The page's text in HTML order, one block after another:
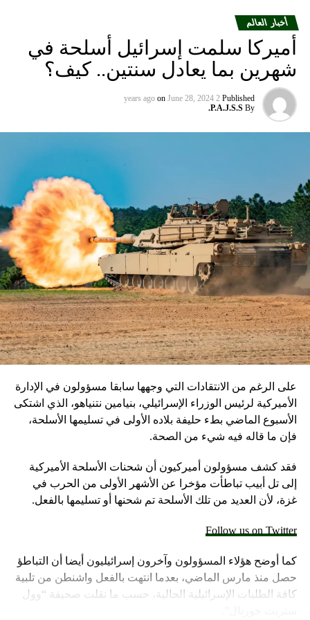
أخبار العالم
أميركا سلمت إسرائيل أسلحة في
شهرين بما يعادل سنتين.. كيف؟
Published
2 years ago
on June 28, 2024
By
P.A.J.S.S.
على الرغم من الانتقادات التي وجهها سابقا مسؤولون في الإدارة
الأميركية لرئيس الوزراء الإسرائيلي، بنيامين نتنياهو، الذي اشتكى
الأسبوع الماضي بطء حليفة بلاده الأولى في تسليمها الأسلحة،
فإن ما قاله فيه شيء من الصحة.
فقد كشف مسؤولون أميركيون أن شحنات الأسلحة الأميركية
إلى تل أبيب تباطأت مؤخرا عن الأشهر الأولى من الحرب في
غزة، لأن العديد من تلك الأسلحة تم شحنها أو تسليمها بالفعل.
Follow us on Twitter
كما أوضح هؤلاء المسؤولون وآخرون إسرائيليون أيضا أن التباطؤ
حصل منذ مارس الماضي، بعدما انتهت بالفعل واشنطن من تلبية
كافة الطلبات الإسرائيلية الحالية، حسب ما نقلت صحيفة “وول